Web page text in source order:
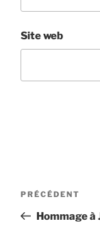
Site web
Navigation
l'article
Article
précédent
PRÉCÉDENT
Hommage